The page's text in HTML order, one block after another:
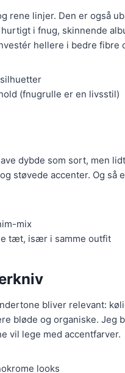
rene linjer. Den er også
i fnug, skinnende
hellere i bedre fibre
(fnugrulle er en livsstil)
dybde som sort, men
støvede accenter. Og så
mix
tæt, især i samme outfit
bliver relevant:
bløde og organiske. Jeg
vil lege med accentfarver.
looks